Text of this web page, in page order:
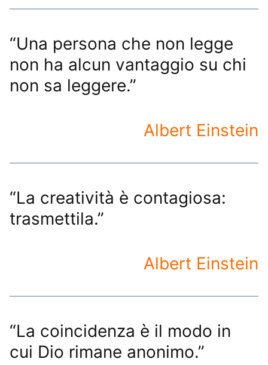
“Una persona che non legge
non ha alcun vantaggio su chi
non sa leggere.”
Albert Einstein
“La creatività è contagiosa:
trasmettila.”
Albert Einstein
“La coincidenza è il modo in
cui Dio rimane anonimo.”